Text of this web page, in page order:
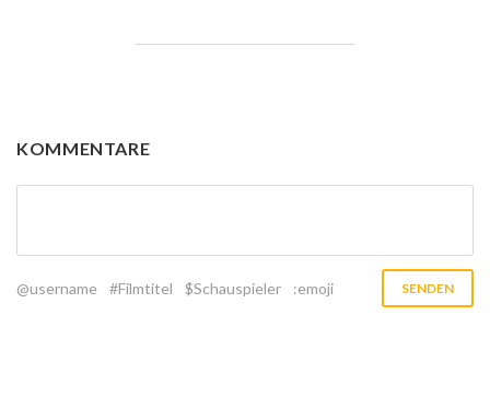
KOMMENTARE
@username #Filmtitel $Schauspieler :emoji